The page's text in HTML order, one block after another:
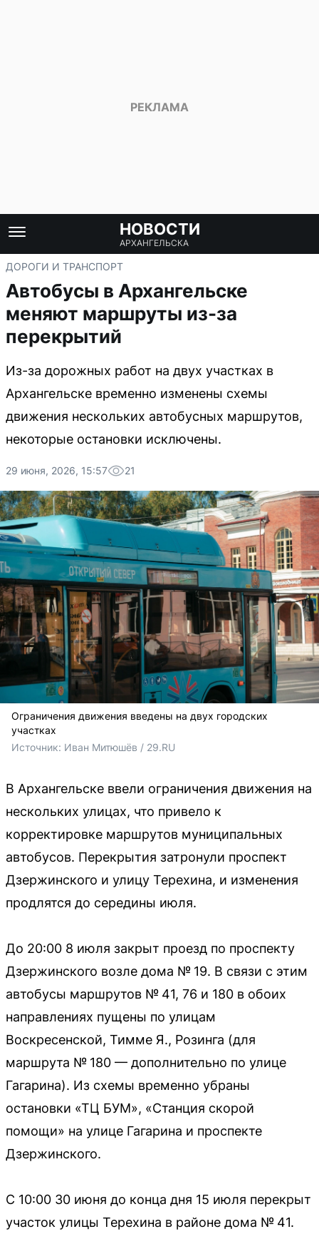
НОВОСТИ
АРХАНГЕЛЬСКА
ДОРОГИ И ТРАНСПОРТ
Автобусы в Архангельске
меняют маршруты из-за
перекрытий
Из-за дорожных работ на двух участках в
Архангельске временно изменены схемы
движения нескольких автобусных маршрутов,
некоторые остановки исключены.
29 июня, 2026, 15:57 21
Ограничения движения введены на двух городских
участках
Источник: Иван Митюшёв / 29.RU
В Архангельске ввели ограничения движения на
нескольких улицах, что привело к
корректировке маршрутов муниципальных
автобусов. Перекрытия затронули проспект
Дзержинского и улицу Терехина, и изменения
продлятся до середины июля.
До 20:00 8 июля закрыт проезд по проспекту
Дзержинского возле дома № 19. В связи с этим
автобусы маршрутов № 41, 76 и 180 в обоих
направлениях пущены по улицам
Воскресенской, Тимме Я., Розинга (для
маршрута № 180 — дополнительно по улице
Гагарина). Из схемы временно убраны
остановки «ТЦ БУМ», «Станция скорой
помощи» на улице Гагарина и проспекте
Дзержинского.
С 10:00 30 июня до конца дня 15 июля перекрыт
участок улицы Терехина в районе дома № 41.